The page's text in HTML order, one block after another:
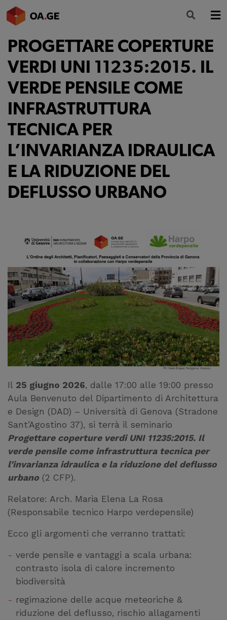
L’ORDINE
AMMINISTRAZIONE TRASPARENTE
ALBO
SEGRETERIA
SERVIZI
FORMAZIONE
PROGETTARE COPERTURE
VERDI UNI 11235:2015. IL
VERDE PENSILE COME
INFRASTRUTTURA
TECNICA PER
L’INVARIANZA IDRAULICA
E LA RIDUZIONE DEL
DEFLUSSO URBANO
Il 25 giugno 2026, dalle 17:00 alle 19:00 presso
Aula Benvenuto del Dipartimento di Architettura
e Design (DAD) – Università di Genova (Stradone
Sant’Agostino 37), si terrà il seminario
Progettare coperture verdi UNI 11235:2015. Il
verde pensile come infrastruttura tecnica per
l’invarianza idraulica e la riduzione del deflusso
urbano (2 CFP).
Relatore: Arch. Maria Elena La Rosa
(Responsabile tecnico Harpo verdepensile)
Ecco gli argomenti che verranno trattati:
verde pensile e vantaggi a scala urbana:
contrasto isola di calore incremento
biodiversità
regimazione delle acque meteoriche &
riduzione del deflusso, rischio allagamenti